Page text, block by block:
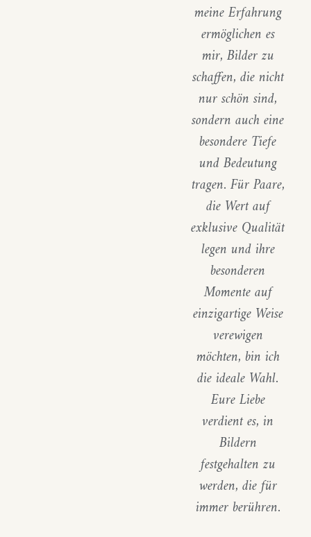
meine Erfahrung
ermöglichen es
mir, Bilder zu
schaffen, die nicht
nur schön sind,
sondern auch eine
besondere Tiefe
und Bedeutung
tragen. Für Paare,
die Wert auf
exklusive Qualität
legen und ihre
besonderen
Momente auf
einzigartige Weise
verewigen
möchten, bin ich
die ideale Wahl.
Eure Liebe
verdient es, in
Bildern
festgehalten zu
werden, die für
immer berühren.